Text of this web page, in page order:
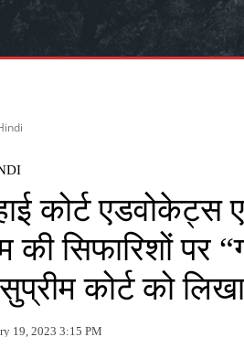
कोर्ट एडवोकेट्स
की सिफारिशों पर
कोर्ट को
19, 2023 3:15 PM